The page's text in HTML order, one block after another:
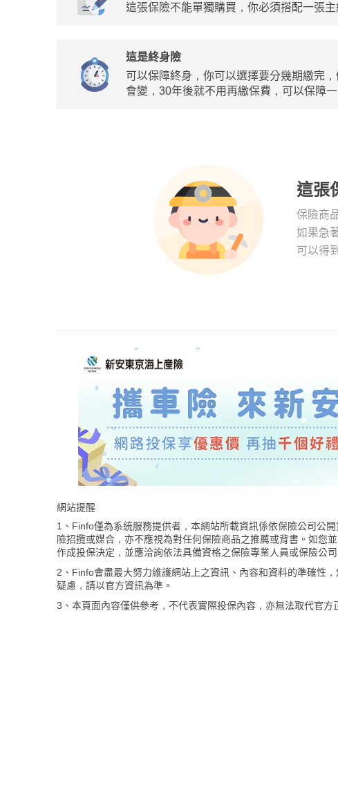
這張保險不能單獨購買，你必須搭配一張主
這是終身險
可以保障終身，你可以選擇要分幾期繳完
會變，30年後就不用再繳保費，可以保障一
這張
保險商
如果急
可以得
網站提醒
1、Finfo僅為系統服務提供者，本網站所載資訊係依保險公司公
險招攬或媒合，亦不應視為對任何保險商品之推薦或背書。如您
作成投保決定，並應洽詢依法具備資格之保險專業人員或保險公司
2、Finfo會盡最大努力維護網站上之資訊、內容和資料的準確性
疑慮，請以官方資訊為準。
3、本頁面內容僅供參考，不代表實際投保內容，亦無法取代官方